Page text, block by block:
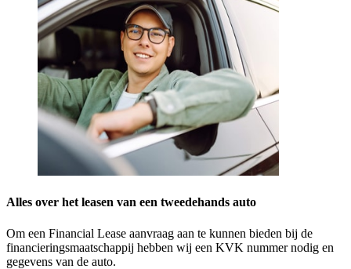
Alles over het leasen van een tweedehands auto
Om een Financial Lease aanvraag aan te kunnen bieden bij de
financieringsmaatschappij hebben wij een KVK nummer nodig en
gegevens van de auto.